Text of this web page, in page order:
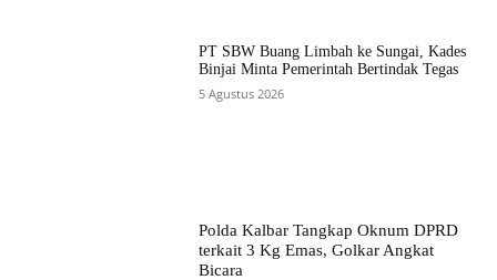
PT SBW Buang Limbah ke Sungai, Kades
Binjai Minta Pemerintah Bertindak Tegas
5 Agustus 2026
Polda Kalbar Tangkap Oknum DPRD
terkait 3 Kg Emas, Golkar Angkat
Bicara